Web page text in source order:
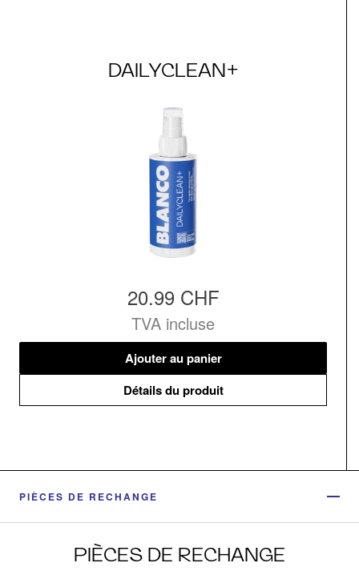
DAILYCLEAN+
20.99 CHF
TVA incluse
Ajouter au panier
Détails du produit
PIÈCES DE RECHANGE
PIÈCES DE RECHANGE